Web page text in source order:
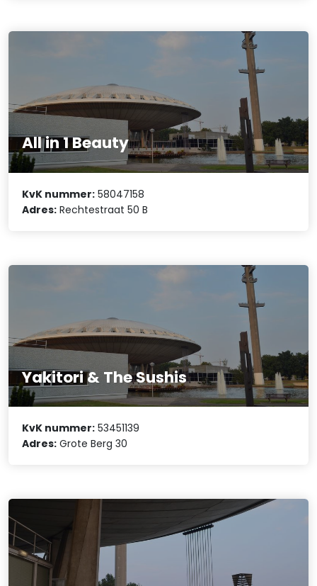
All in 1 Beauty
KvK nummer: 58047158
Adres: Rechtestraat 50 B
Yakitori & The Sushis
KvK nummer: 53451139
Adres: Grote Berg 30